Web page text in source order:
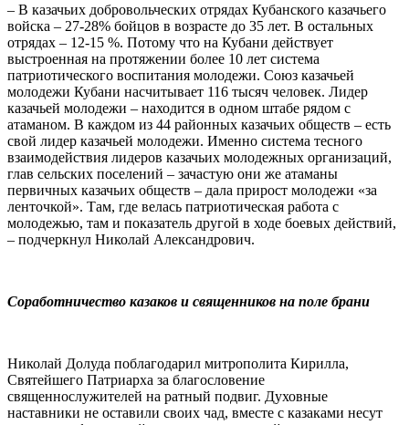
– В казачьих добровольческих отрядах Кубанского казачьего
войска – 27-28% бойцов в возрасте до 35 лет. В остальных
отрядах – 12-15 %. Потому что на Кубани действует
выстроенная на протяжении более 10 лет система
патриотического воспитания молодежи. Союз казачьей
молодежи Кубани насчитывает 116 тысяч человек. Лидер
казачьей молодежи – находится в одном штабе рядом с
атаманом. В каждом из 44 районных казачьих обществ – есть
свой лидер казачьей молодежи. Именно система тесного
взаимодействия лидеров казачьих молодежных организаций,
глав сельских поселений – зачастую они же атаманы
первичных казачьих обществ – дала прирост молодежи «за
ленточкой». Там, где велась патриотическая работа с
молодежью, там и показатель другой в ходе боевых действий,
– подчеркнул Николай Александрович.
Соработничество казаков и священников на поле брани
Николай Долуда поблагодарил митрополита Кирилла,
Святейшего Патриарха за благословение
священнослужителей на ратный подвиг. Духовные
наставники не оставили своих чад, вместе с казаками несут